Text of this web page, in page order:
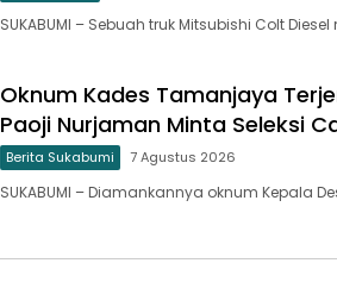
SUKABUMI – Sebuah truk Mitsubishi Colt
Oknum Kades Tamanjaya
Paoji Nurjaman Minta Seleksi
Berita Sukabumi 7 Agustus 2026
SUKABUMI – Diamankannya oknum Kepala